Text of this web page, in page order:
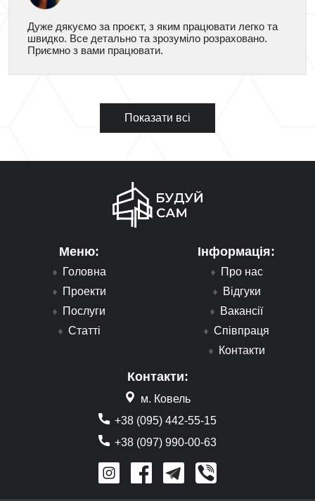
Дуже дякуємо за проєкт, з яким працювати легко та
швидко. Все детально та зрозуміло розраховано.
Приємно з вами працювати.
Показати всі
Меню:
Головна
Проекти
Послуги
Статті
Інформація:
Про нас
Відгуки
Вакансії
Співпраця
Контакти
Контакти:
м. Ковель
+38 (095) 442-55-15
+38 (097) 990-00-63